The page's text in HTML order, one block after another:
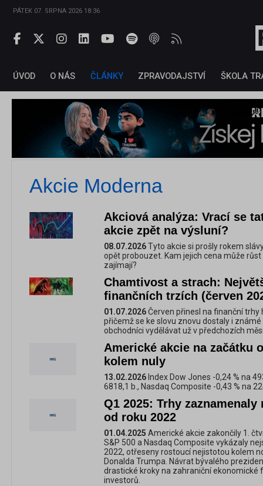
PÁTEK 07. SRPNA 2026 18:36
ÚVOD O NÁS ČLÁNKY ZPRAVODAJSTVÍ ŠKOLA
Akcie Moderna
Akciová analýza: Vrací se
akcie zpět na výsluní?
08.07.2026Tyto akcie si prošly rokem
opět probouzet. Kam jejich cena může
zajímají?
Chamtivost a strach:
finančních trzích (červen
01.07.2026Červen přinesl na finanční trhy
přičemž se ke slovu znovu dostaly i
obchodníci vydělávat už v předchozích
Americké akcie na začátku
kolem nuly
13.02.2026 Index Dow Jones -0,24 % na
6818,1 b., Nasdaq Composite -0,43 % na
Q1 2025: Trhy
od roku 2022
01.04.2025 Americké akcie zakončily 1.
S&P 500 a Nasdaq Composite vykázaly
2022, otřeseny rostoucí nejistotou kolem
Donalda Trumpa. Návrat bývalého
drastické kroky na zahraniční ekonomické
investorů.